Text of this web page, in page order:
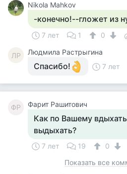
Nikola Mahkov
-конечно!--гложет из
7 лет 1 0
ЛР Людмила Растрыгина
Спасибо! 7 лет
ФР Фарит Рашитович
Как по Вашему
выдыхать?
7 лет 19
0
Показать все